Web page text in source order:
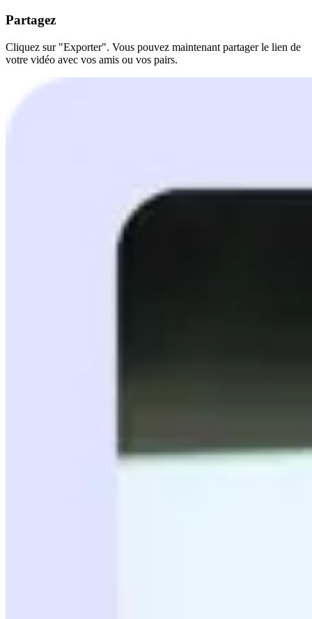
Partagez
Cliquez sur "Exporter". Vous pouvez maintenant partager le lien de
votre vidéo avec vos amis ou vos pairs.